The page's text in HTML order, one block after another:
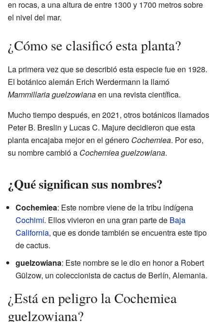
en rocas, a una altura de entre 1300 y 1700 metros sobre
el nivel del mar.
¿Cómo se clasificó esta planta?
La primera vez que se describió esta especie fue en 1928.
El botánico alemán Erich Werdermann la llamó
Mammillaria guelzowianaen una revista científica.
Mucho tiempo después, en 2021, otros botánicos llamados
Peter B. Breslin y Lucas C. Majure decidieron que esta
planta encajaba mejor en el género Cochemiea. Por eso,
su nombre cambió a Cochemiea guelzowiana.
¿Qué significan sus nombres?
Cochemiea: Este nombre viene de la tribu indígena
Cochimí. Ellos vivieron en una gran parte de Baja
California, que es donde también se encuentra este tipo
de cactus.
guelzowiana: Este nombre se le dio en honor a Robert
Gülzow, un coleccionista de cactus de Berlín, Alemania.
¿Está en peligro la Cochemiea
guelzowiana?